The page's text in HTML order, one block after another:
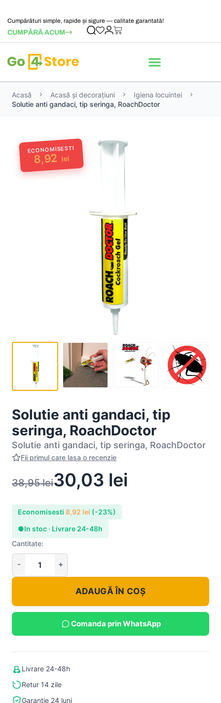
Cumpărături simple, rapide și sigure — calitate garantată!
CUMPĂRĂ ACUM
Acasă Acasă și decorațiuni
Igiena locuintei
Solutie anti gandaci, tip seringa, RoachDoctor
ECONOMISESTI
8,92 lei
Solutie anti gandaci, tip
seringa, RoachDoctor
Solutie anti gandaci, tip seringa, RoachDoctor
Fii primul care lasa o recenzie
38,95lei30,03 lei
Economisesti 8,92 lei (-23%)
●In stoc · Livrare 24-48h
Cantitate:
ADAUGĂ ÎN COȘ
Comanda prin WhatsApp
Livrare 24-48h
Retur 14 zile
Garantie 24 luni